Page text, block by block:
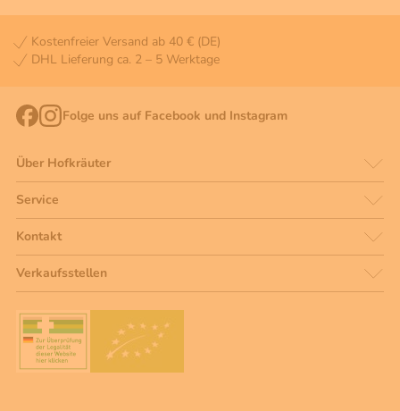
Kostenfreier Versand ab 40 € (DE)
DHL Lieferung ca. 2 – 5 Werktage
Folge uns auf Facebook und Instagram
Über Hofkräuter
Service
Kontakt
Verkaufsstellen